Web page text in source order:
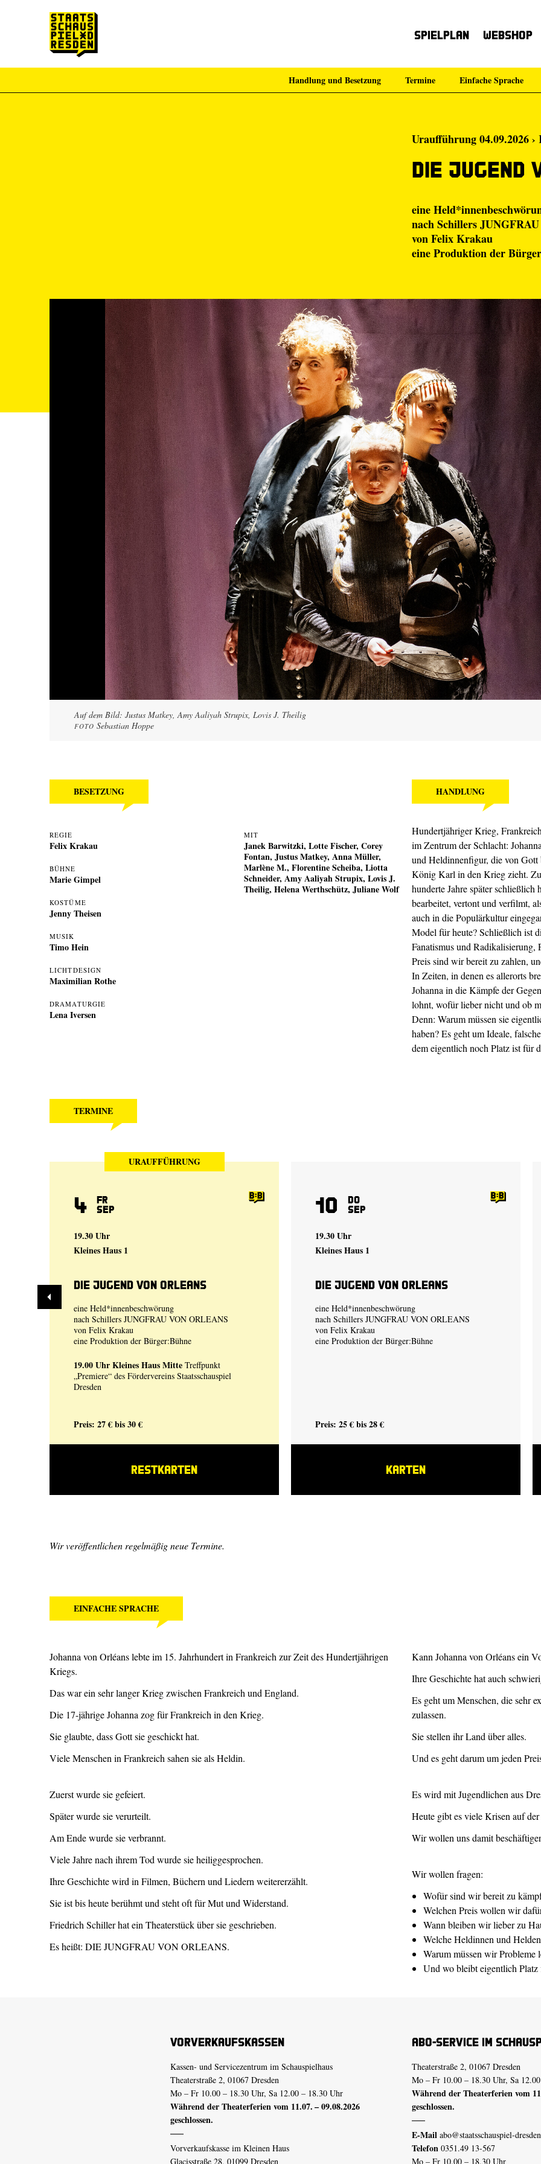
Spielplan Webshop
Handlung und Besetzung Termine Einfache Sprache
Uraufführung 04.09.2026 ›
Die Jugend
eine
nach Schillers
vonFelix Krakau
eine Produktion der
Auf dem Bild: Justus Matkey, Amy Aaliyah Strupix, Lovis J. Theilig
FOTO Sebastian Hoppe
HANDLUNG
Hundertjähriger Krieg,
im Zentrum der Schlacht:
und Heldinnenfigur, die von
König Karl in den Krieg zieht.
hunderte Jahre später
bearbeitet, vertont und verfilmt,
auch in die Populärkultur
Model für heute? Schließlich ist
Fanatismus und
Preis sind wir bereit zu zahlen,
In Zeiten, in denen es allerorts
Johanna in die Kämpfe der
lohnt, wofür lieber nicht und ob
Denn: Warum müssen sie
haben? Es geht um Ideale,
dem eigentlich noch Platz ist für
BESETZUNG
REGIE
Felix Krakau
BÜHNE
Marie Gimpel
KOSTÜME
Jenny Theisen
MUSIK
Timo Hein
LICHTDESIGN
Maximilian Rothe
DRAMATURGIE
Lena Iversen
MIT
Janek Barwitzki, Lotte Fischer, Corey
Fontan, Justus Matkey, Anna Müller,
Marlène M., Florentine Scheiba, Liotta
Schneider, Amy Aaliyah Strupix, Lovis J.
Theilig, Helena Werthschütz, Juliane Wolf
TERMINE
URAUFFÜHRUNG
4 Fr
Sep
19.30 Uhr
Kleines Haus 1
Die Jugend von Orleans
eine Held*innenbeschwörung
nach Schillers JUNGFRAU VON ORLEANS
von Felix Krakau
eine Produktion der Bürger:Bühne
19.00 UhrKleines Haus Mitte Treffpunkt
„Premiere“ des Fördervereins Staatsschauspiel
Dresden
Preis: 27 € bis 30 €
RESTKARTEN
10 Do
Sep
19.30 Uhr
Kleines Haus 1
Die Jugend von Orleans
eine Held*innenbeschwörung
nach Schillers JUNGFRAU VON ORLEANS
von Felix Krakau
eine Produktion der Bürger:Bühne
Preis: 25 € bis 28 €
KARTEN
Wir veröffentlichen regelmäßig neue Termine.
EINFACHE SPRACHE
Johanna von Orléans lebte im 15. Jahrhundert in Frankreich zur Zeit des Hundertjährigen
Kriegs.
Das war ein sehr langer Krieg zwischen Frankreich und England.
Die 17-jährige Johanna zog für Frankreich in den Krieg.
Sie glaubte, dass Gott sie geschickt hat.
Viele Menschen in Frankreich sahen sie als Heldin.
Zuerst wurde sie gefeiert.
Später wurde sie verurteilt.
Am Ende wurde sie verbrannt.
Viele Jahre nach ihrem Tod wurde sie heiliggesprochen.
Ihre Geschichte wird in Filmen, Büchern und Liedern weitererzählt.
Sie ist bis heute berühmt und steht oft für Mut und Widerstand.
Friedrich Schiller hat ein Theaterstück über sie geschrieben.
Es heißt: DIE JUNGFRAU VON ORLEANS.
Kann Johanna von Orléans ein
Ihre Geschichte hat auch
Es geht um Menschen, die sehr
zulassen.
Sie stellen ihr Land über alles.
Und es geht darum um jeden
Es wird mit Jugendlichen aus
Heute gibt es viele Krisen auf
Wir wollen uns damit
Wir wollen fragen:
Wofür sind wir bereit zu
Welchen Preis wollen wir
Wann bleiben wir lieber zu
Welche Heldinnen und
Warum müssen wir Probleme
Und wo bleibt eigentlich Platz
Vorverkaufskassen
Kassen- und Servicezentrum im Schauspielhaus
Theaterstraße 2, 01067 Dresden
Mo – Fr 10.00 – 18.30 Uhr, Sa 12.00 – 18.30 Uhr
Während der Theaterferien vom 11.07. – 09.08.2026
geschlossen.
Vorverkaufskasse im Kleinen Haus
Glacisstraße 28, 01099 Dresden
Abo-Service im
Theaterstraße 2, 01067 Dresden
Mo – Fr 10.00 – 18.30 Uhr, Sa
Während der Theaterferien vom
geschlossen.
E-Mail abo@staatsschauspiel-
Telefon 0351.49 13-567
Mo – Fr 10.00 – 18.30 Uhr